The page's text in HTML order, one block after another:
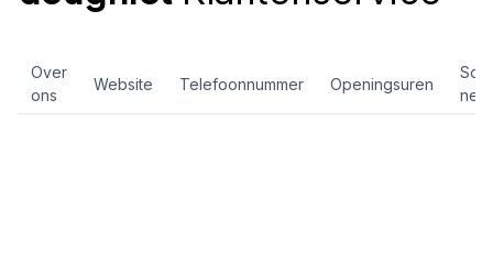
Over
ons
Website Telefoonnummer Openingsuren